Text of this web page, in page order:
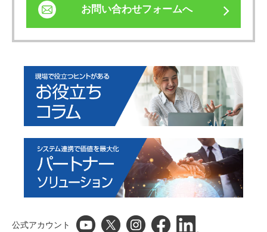
お問い合わせフォームへ
公式アカウント